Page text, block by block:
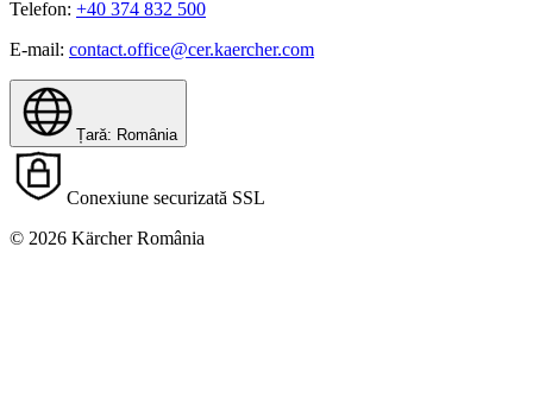
Telefon: +40 374 832 500
E-mail: contact.office@cer.kaercher.com
Țară: România
Conexiune securizată SSL
© 2026 Kärcher România